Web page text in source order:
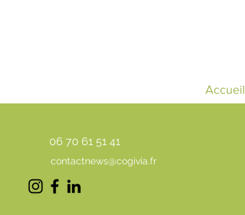
Accueil
06 70 61 51 41
contactnews@cogivia.fr